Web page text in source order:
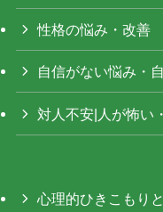
性格の悩み・改善
自信がない悩み・
対人不安|人が怖い
心理的ひきこもり